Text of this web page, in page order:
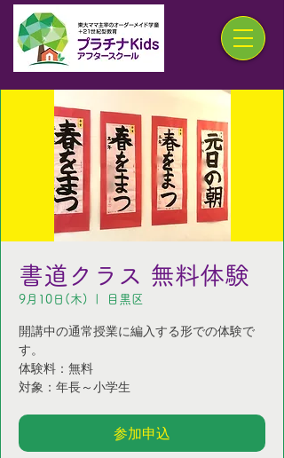
書道クラス 無料体験
9月10日(木) 目黒区
開講中の通常授業に編入する形での体験で
す。
体験料：無料
対象：年長～小学生
参加申込